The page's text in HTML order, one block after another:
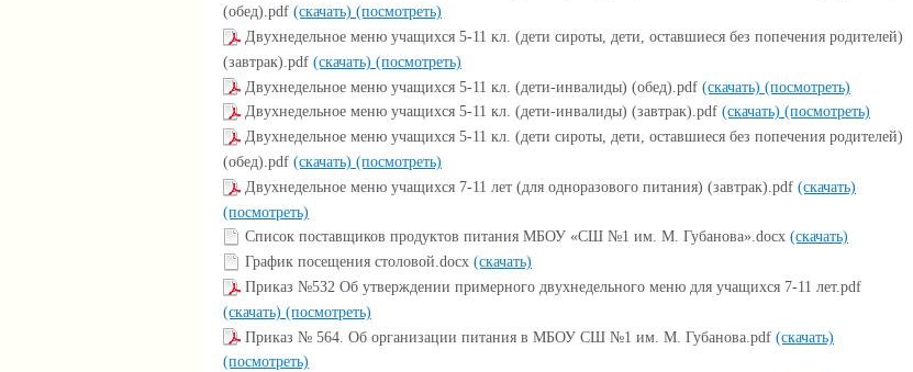
(обед).pdf (скачать) (посмотреть)
Двухнедельное меню учащихся 5-11 кл. (дети сироты, дети, оставшиеся без попечения родителей)
(завтрак).pdf (скачать) (посмотреть)
Двухнедельное меню учащихся 5-11 кл. (дети-инвалиды) (обед).pdf (скачать) (посмотреть)
Двухнедельное меню учащихся 5-11 кл. (дети-инвалиды) (завтрак).pdf (скачать) (посмотреть)
Двухнедельное меню учащихся 5-11 кл. (дети сироты, дети, оставшиеся без попечения родителей)
(обед).pdf (скачать) (посмотреть)
Двухнедельное меню учащихся 7-11 лет (для одноразового питания) (завтрак).pdf (скачать)
(посмотреть)
Список поставщиков продуктов питания МБОУ «СШ №1 им. М. Губанова».docx (скачать)
График посещения столовой.docx (скачать)
Приказ №532 Об утверждении примерного двухнедельного меню для учащихся 7-11 лет.pdf
(скачать) (посмотреть)
Приказ № 564. Об организации питания в МБОУ СШ №1 им. М. Губанова.pdf (скачать)
(посмотреть)